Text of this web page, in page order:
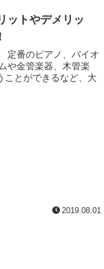
ットやデメリッ
番のピアノ、バイオ
や金管楽器、木管楽
ことができるなど、大
2019.08.01